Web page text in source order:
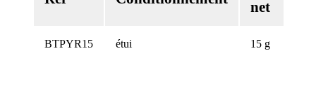
net
BTPYR15 étui 15 g